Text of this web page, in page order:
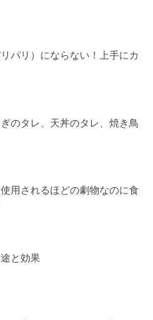
パリ）にならない！上手にカ
のタレ、天丼のタレ、焼き鳥
用されるほどの劇物なのに食
と効果